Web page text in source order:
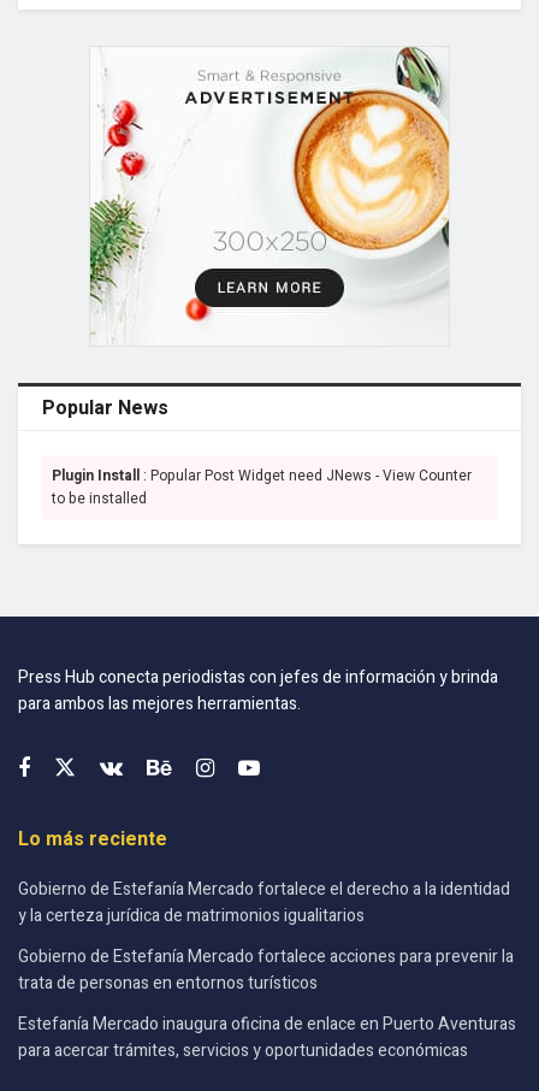
Popular News
Plugin Install : Popular Post Widget need JNews - View Counter
to be installed
Press Hub conecta periodistas con jefes de información y brinda
para ambos las mejores herramientas.
Lo más reciente
Gobierno de Estefanía Mercado fortalece el derecho a la identidad
y la certeza jurídica de matrimonios igualitarios
Gobierno de Estefanía Mercado fortalece acciones para prevenir la
trata de personas en entornos turísticos
Estefanía Mercado inaugura oficina de enlace en Puerto Aventuras
para acercar trámites, servicios y oportunidades económicas